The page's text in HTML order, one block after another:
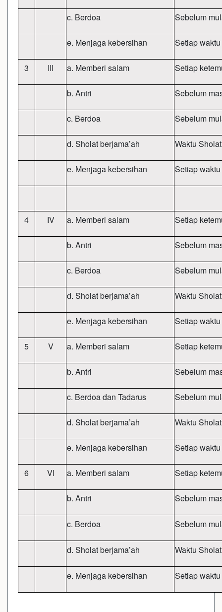
c. Berdoa Sebelum
e. Menjaga kebersihan Setiap waktu
3 III a. Memberi salam Setiap
b. Antri Sebelum
c. Berdoa Sebelum
d. Sholat berjama’ah Waktu
e. Menjaga kebersihan Setiap waktu
4 IV a. Memberi salam Setiap
b. Antri Sebelum
c. Berdoa Sebelum
d. Sholat berjama’ah Waktu
e. Menjaga kebersihan Setiap waktu
5 V a. Memberi salam Setiap
b. Antri Sebelum
c. Berdoa dan Tadarus Sebelum
d. Sholat berjama’ah Waktu
e. Menjaga kebersihan Setiap waktu
6 VI a. Memberi salam Setiap
b. Antri Sebelum
c. Berdoa Sebelum
d. Sholat berjama’ah Waktu
e. Menjaga kebersihan Setiap waktu